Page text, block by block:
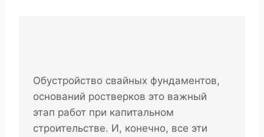
Обустройство свайных фундаментов,
оснований ростверков это важный
этап работ при капитальном
строительстве. И, конечно, все эти